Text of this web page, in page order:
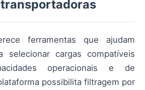
ferramentas que ajudam
selecionar cargas compatíveis
operacionais e de
possibilita filtragem por